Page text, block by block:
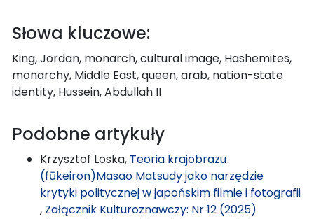
Słowa kluczowe:
King, Jordan, monarch, cultural image, Hashemites,
monarchy, Middle East, queen, arab, nation-state
identity, Hussein, Abdullah II
Podobne artykuły
Krzysztof Loska, Teoria krajobrazu
(fūkeiron)Masao Matsudy jako narzędzie
krytyki politycznej w japońskim filmie i fotografii
, Załącznik Kulturoznawczy: Nr 12 (2025)